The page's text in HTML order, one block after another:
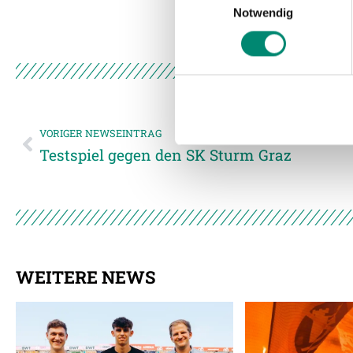
Wir verwenden Cookies,
und die Zugriffe auf unsere
Weitere Details,
Notwendig
VORIGER NEWSEINTRAG
Testspiel gegen den SK Sturm Graz
WEITERE NEWS